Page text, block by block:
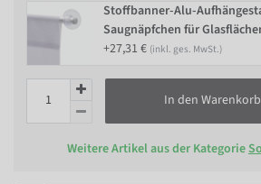
Stoffbanner-Alu-
Saugnäpfchen für
+27,31 € (inkl. ges. MwSt.)
In den Warenkorb
Weitere Artikel aus der Kategorie